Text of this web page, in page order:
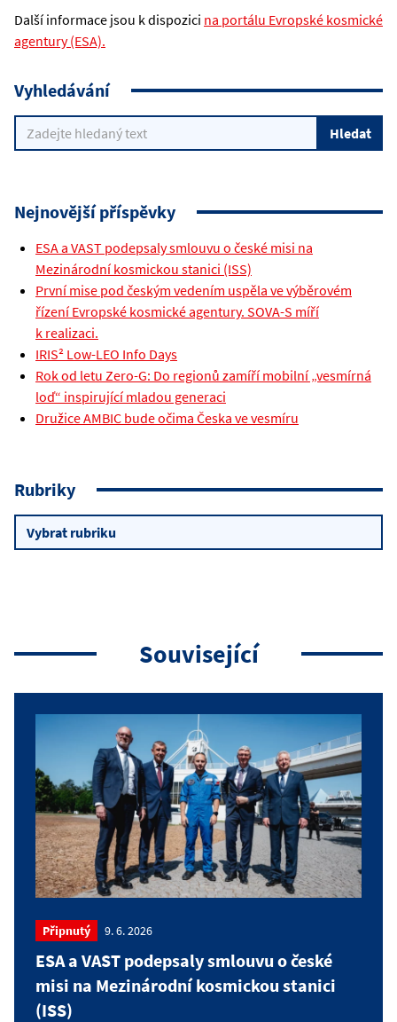
Další informace jsou k dispozici na portálu Evropské kosmické
agentury (ESA).
Vyhledávání
Nejnovější příspěvky
ESA a VAST podepsaly smlouvu o české misi na
Mezinárodní kosmickou stanici (ISS)
První mise pod českým vedením uspěla ve výběrovém
řízení Evropské kosmické agentury. SOVA-S míří
k realizaci.
IRIS² Low-LEO Info Days
Rok od letu Zero-G: Do regionů zamíří mobilní „vesmírná
loď“ inspirující mladou generaci
Družice AMBIC bude očima Česka ve vesmíru
Rubriky
Rubriky
Související
Připnutý 9. 6. 2026
ESA a VAST podepsaly smlouvu o české
misi na Mezinárodní kosmickou stanici
(ISS)